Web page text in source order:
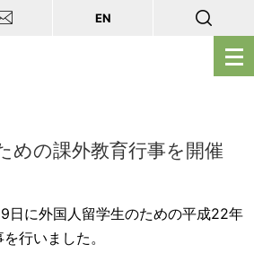
メ
ニ
を
EN
めの課外教育行事を開催
日に外国人留学生のための平成22年
行いました。